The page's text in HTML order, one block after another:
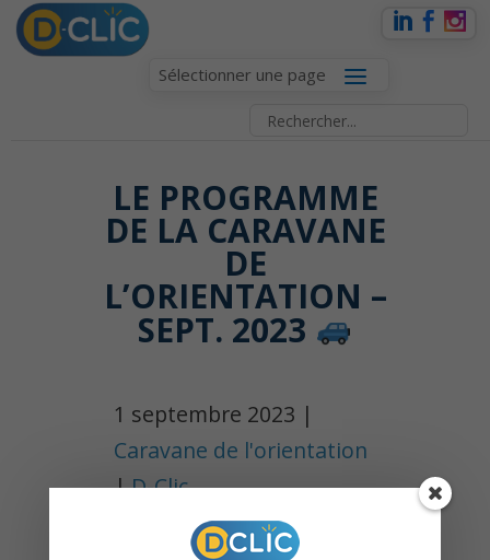
Sélectionner une page
LE PROGRAMME
DE LA CARAVANE
DE
L’ORIENTATION –
SEPT. 2023
1 septembre 2023 |
Caravane de l'orientation
|D-Clic